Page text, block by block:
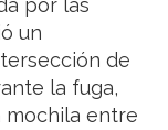
por las
un
de
la fuga,
mochila entre